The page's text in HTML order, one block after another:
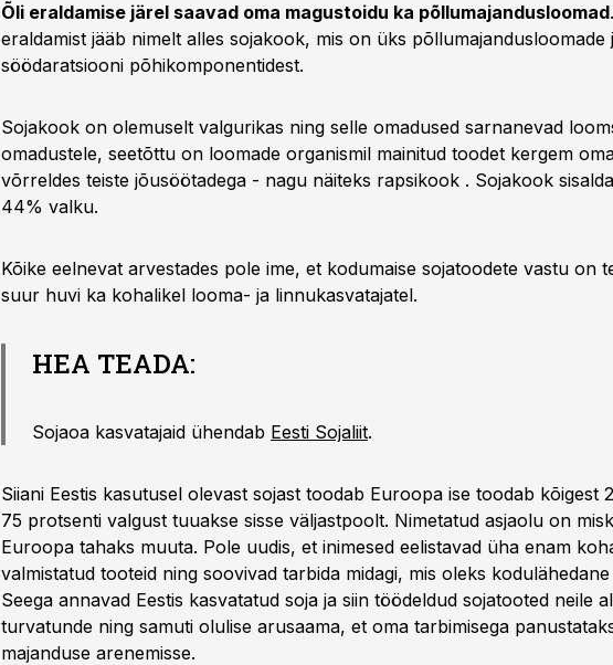
Õli eraldamise järel saavad oma magustoidu ka põllumajandusloomad
eraldamist jääb nimelt alles sojakook, mis on üks põllumajandusloomade
söödaratsiooni põhikomponentidest.
Sojakook on olemuselt valgurikas ning selle omadused sarnanevad
omadustele, seetõttu on loomade organismil mainitud toodet kergem
võrreldes teiste jõusöötadega - nagu näiteks rapsikook . Sojakook
44% valku.
Kõike eelnevat arvestades pole ime, et kodumaise sojatoodete vastu on
suur huvi ka kohalikel looma- ja linnukasvatajatel.
HEA TEADA:
Sojaoa kasvatajaid ühendab Eesti Sojaliit.
Siiani Eestis kasutusel olevast sojast toodab Euroopa ise toodab kõigest
75 protsenti valgust tuuakse sisse väljastpoolt. Nimetatud asjaolu on
Euroopa tahaks muuta. Pole uudis, et inimesed eelistavad üha enam
valmistatud tooteid ning soovivad tarbida midagi, mis oleks
Seega annavad Eestis kasvatatud soja ja siin töödeldud sojatooted neile
turvatunde ning samuti olulise arusaama, et oma tarbimisega
majanduse arenemisse.